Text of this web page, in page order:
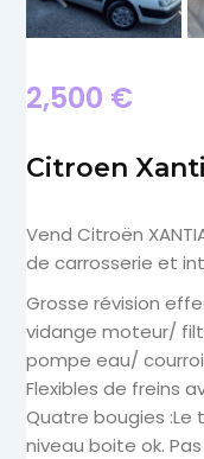
2,500 €
Citroen
Vend Citroën
de carrosserie et
Grosse révision
vidange moteur/
pompe eau/
Flexibles de freins
Quatre bougies :Le
niveau boite ok.